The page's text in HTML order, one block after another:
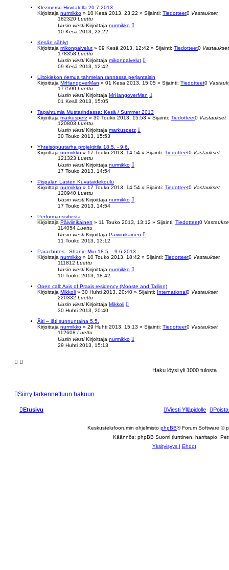
Klezmersu Hirvitalolla 20.7.2013
Kirjoittaja nurmikko » 10 Kesä 2013, 23:22 » Sijainti: Tiedotteet0 Vastaukset
182320 Luettu
Uusin viestiKirjoittaja nurmikko
10 Kesä 2013, 23:22
Kesän sählyt
Kirjoittaja mikonpalvelut » 09 Kesä 2013, 12:42 » Sijainti: Tiedotteet0 Vastaukset
178358 Luettu
Uusin viestiKirjoittaja mikonpalvelut
09 Kesä 2013, 12:42
Liitokiekon riemua tahmelan rannassa perjantaisin
Kirjoittaja MrHangoverMan » 01 Kesä 2013, 15:05 » Sijainti: Tiedotteet0
177590 Luettu
Uusin viestiKirjoittaja MrHangoverMan
01 Kesä 2013, 15:05
Tapahtumia Mustarindassa: Kesä / Summer 2013
Kirjoittaja markuspetz » 30 Touko 2013, 15:53 » Sijainti: Tiedotteet0 Vastaukset
120803 Luettu
Uusin viestiKirjoittaja markuspetz
30 Touko 2013, 15:53
Yhteisöpuutarha projektitila 18.5. - 9.6.
Kirjoittaja nurmikko » 17 Touko 2013, 14:54 » Sijainti: Tiedotteet0 Vastaukset
121323 Luettu
Uusin viestiKirjoittaja nurmikko
17 Touko 2013, 14:54
Pispalan Lasten Kuvataidekoulu
Kirjoittaja nurmikko » 17 Touko 2013, 14:54 » Sijainti: Tiedotteet0 Vastaukset
120940 Luettu
Uusin viestiKirjoittaja nurmikko
17 Touko 2013, 14:54
Performanssifiesta
Kirjoittaja Päiviinikainen » 11 Touko 2013, 13:12 » Sijainti: Tiedotteet0
114054 Luettu
Uusin viestiKirjoittaja Päiviinikainen
11 Touko 2013, 13:12
Parachutes - Shanie Mor 18.5. - 9.6.2013
Kirjoittaja nurmikko » 10 Touko 2013, 18:42 » Sijainti: Tiedotteet0 Vastaukset
111812 Luettu
Uusin viestiKirjoittaja nurmikko
10 Touko 2013, 18:42
Open call: Axis of Praxis residency (Mooste and Tallinn)
Kirjoittaja Mikkoli » 30 Huhti 2013, 20:40 » Sijainti: International0 Vastaukset
220332 Luettu
Uusin viestiKirjoittaja Mikkoli
30 Huhti 2013, 20:40
Äiti – iäti sunnuntaina 5.5.
Kirjoittaja nurmikko » 29 Huhti 2013, 15:13 » Sijainti: Tiedotteet0 Vastaukset
112608 Luettu
Uusin viestiKirjoittaja nurmikko
29 Huhti 2013, 15:13
Haku löysi yli 1000 tulosta
Siirry tarkennettuun hakuun
Etusivu Viesti Ylläpidolle
Keskustelufoorumin ohjelmisto phpBB® Forum Software ©
Käännös: phpBB Suomi (lurttinen, harritapio,
Yksityisyys | Ehdot